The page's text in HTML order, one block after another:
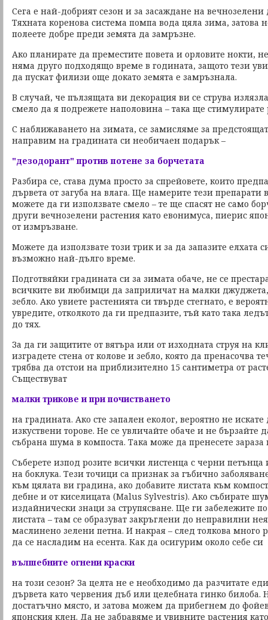
Сега е най-добрият сезон и за засаждане на вечнозелени
Тяхната коренова система помпа вода цяла зима, затова
полеете добре преди земята да замръзне.
Ако планирате да преместите повета и орловите нокти,
няма друго подходящо време в годината, защото тези
да пускат филизи още докато земята е замръзнала.
В случай, че пълзящата ви декорация ви се струва
смело да я подрежете наполовина – така ще стимулирате
С наближаването на зимата, се замисляме за
направим на градината си необичаен подарък –
"дезодорант" против потене за борчетата
Разбира се, става дума просто за спрейовете, които
дървета от загуба на влага. Ще намерите тези препарати
можете да ги използвате смело – те ще спасят не само
други вечнозелени растения като евонимуса, пиерис
от измръзване.
Можете да използвате този трик и за да запазите елхата
възможно най-дълго време.
Подготвяйки градината си за зимата обаче, не се
всичките ви любимци да заприличат на малки
зебло. Ако увиете растенията си твърде стегнато, е
увредите, отколкото да ги предпазите, тъй като така
до тях.
За да ги защитите от вятъра или от изходната струя на
изградете стена от колове и зебло, която да пренасочва
трябва да отстои на приблизително 15 сантиметра от
Съществуват
малки трикове и при почистването
на градината. Ако сте запален еколог, вероятно не искате
изкуствени торове. Не се увличайте обаче и не бързайте
събрана шума в компоста. Така може да пренесете
Съберете изпод розите всички листенца с черни петънца
на боклука. Тези точици са признак за гъбично
към цялата ви градина, ако добавите листата към
дебне и от киселицата (Malus Sylvestris). Ако събирате
издайнически знаци за струпясване. Ще ги забележите
листата – там се образуват закръглени до неправилни
маслинено зелени петна. И накрая – след толкова много
да се насладим на есента. Как да осигурим около себе си
вълшебните огнени краски
на този сезон? За целта не е необходимо да разчитате
дървета като червения дъб или целебната гинко билоба.
достатъчно място, и затова можем да прибегнем до
японския клен. Да не забравяме и увивните растения